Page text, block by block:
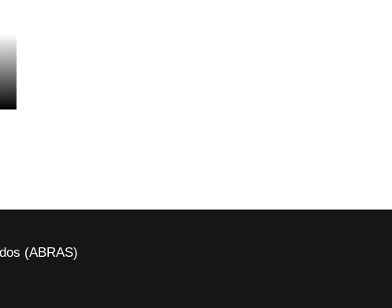
(ABRAS)